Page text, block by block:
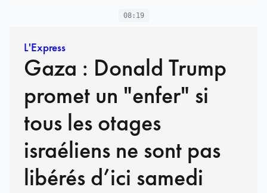
08:19
L'Express
Gaza : Donald Trump
promet un "enfer" si
tous les otages
israéliens ne sont pas
libérés d’ici samedi